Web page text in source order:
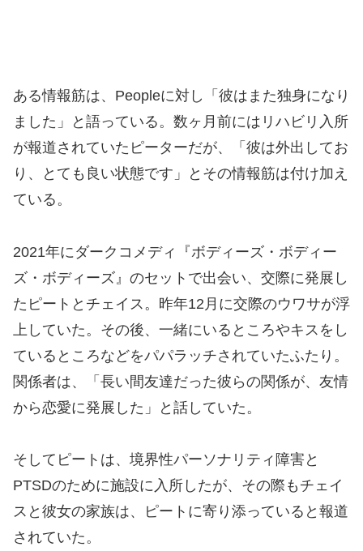
ある情報筋は、Peopleに対し「彼はまた独身になり
ました」と語っている。数ヶ月前にはリハビリ入所
が報道されていたピーターだが、「彼は外出してお
り、とても良い状態です」とその情報筋は付け加え
ている。
2021年にダークコメディ『ボディーズ・ボディー
ズ・ボディーズ』のセットで出会い、交際に発展し
たピートとチェイス。昨年12月に交際のウワサが浮
上していた。その後、一緒にいるところやキスをし
ているところなどをパパラッチされていたふたり。
関係者は、「長い間友達だった彼らの関係が、友情
から恋愛に発展した」と話していた。
そしてピートは、境界性パーソナリティ障害と
PTSDのために施設に入所したが、その際もチェイ
スと彼女の家族は、ピートに寄り添っていると報道
されていた。